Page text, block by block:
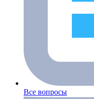
Все вопросы